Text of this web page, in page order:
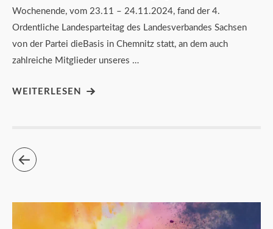
Wochenende, vom 23.11 – 24.11.2024, fand der 4.
Ordentliche Landesparteitag des Landesverbandes Sachsen
von der Partei dieBasis in Chemnitz statt, an dem auch
zahlreiche Mitglieder unseres …
WEITERLESEN